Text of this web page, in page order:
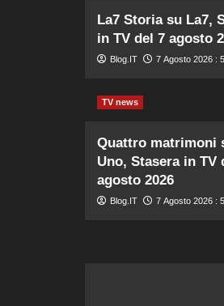
La7 Storia su La7,
in TV del 7 agosto
Blog.IT 7 Agosto 2026 :
TV news
Quattro matrimoni
Uno, Stasera in TV
agosto 2026
Blog.IT 7 Agosto 2026 :